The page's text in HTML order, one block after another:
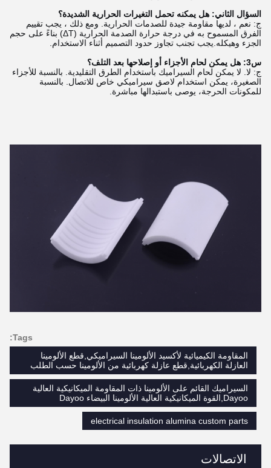
الاتصالات
السؤال الثاني: هل يمكنه تحمل التغيرات الحرارية الشديدة؟
ج: نعم ، لديها مقاومة جيدة للصدمات الحرارية. ومع ذلك ، يجب تقييم
الفرق المسموح به في درجة حرارة الصدمة الحرارية (ΔT) بناءً على حجم
الجزء وهيكله.يجب تجنب تجاوز حدود التصميم أثناء الاستخدام.
س3: هل يمكن لحام الأجزاء أو إصلاحها بعد التلف؟
ج: لا. لا يمكن لحام السيراميك باستخدام الطرق التقليدية. بالنسبة للأجزاء
الصغيرة، يمكن استخدام لاصق سيراميكي خاص للاتصال. بالنسبة
للمكونات الحرجة، يوصى باستبدالها مباشرة.
Tags:
المقاومة الكيميائية لأكسيد الألومينا السيراميكي,قطع الألومينا
العازلة الكهربائية,قطع عازلة كهربائية من الألومينا حسب الطلب
السيراميك القائم على الألومينا ذات المقاومة الميكانيكية العالية
Dayoo,القوة الميكانيكية العالية الألومينا البيضاء Dayoo
electrical insulation alumina custom parts